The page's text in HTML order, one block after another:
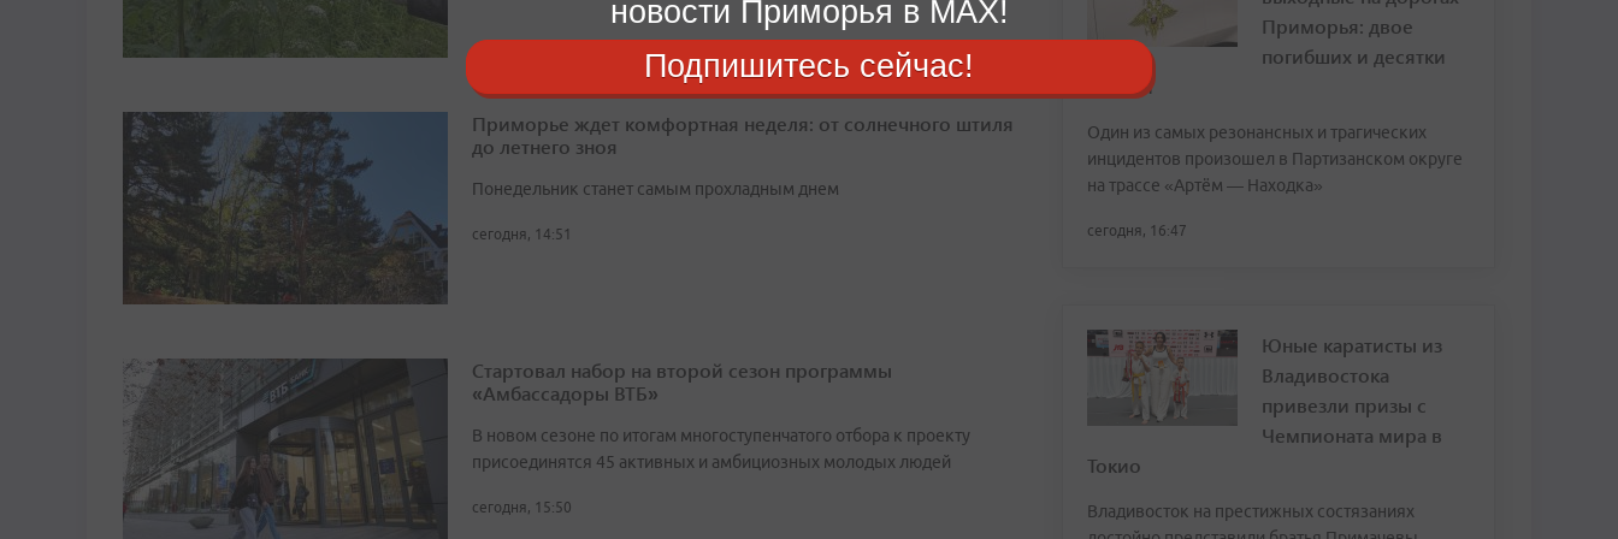
Приморье ждет комфортная неделя: от солнечного штиля
до летнего зноя
Понедельник станет самым прохладным днем
сегодня, 14:51
Стартовал набор на второй сезон программы
«Амбассадоры ВТБ»
В новом сезоне по итогам многоступенчатого отбора к проекту
присоединятся 45 активных и амбициозных молодых людей
сегодня, 15:50
Приморья: двое
погибших и десятки
аварий
Один из самых резонансных и трагических
инцидентов произошел в Партизанском округе
на трассе «Артём — Находка»
сегодня, 16:47
Юные каратисты из
Владивостока
привезли призы с
Чемпионата мира в
Токио
Владивосток на престижных состязаниях
новости Приморья в MAX!
Подпишитесь сейчас!